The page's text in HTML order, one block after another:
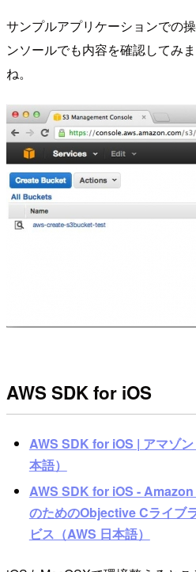
サンプルアプリケーションでの
ンソールでも内容を確認してみ
ね。
AWS SDK for iOS
AWS SDK for iOS | アマゾ
本語）
AWS SDK for iOS -
のためのObjective Cライブ
ビス（AWS 日本語）